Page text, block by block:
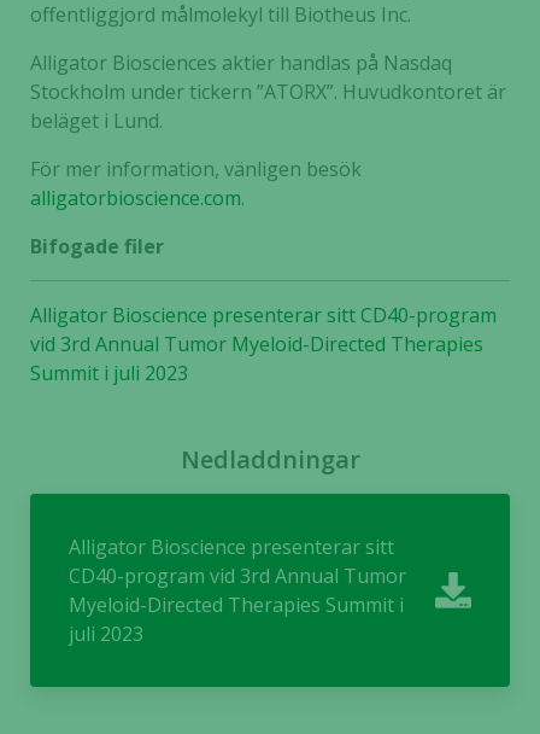
offentliggjord målmolekyl till Biotheus Inc.
Alligator Biosciences aktier handlas på Nasdaq
Stockholm under tickern ”ATORX”. Huvudkontoret är
beläget i Lund.
För mer information, vänligen besök
alligatorbioscience.com.
Bifogade filer
Alligator Bioscience presenterar sitt CD40-program
vid 3rd Annual Tumor Myeloid-Directed Therapies
Summit i juli 2023
Nedladdningar
Alligator Bioscience presenterar sitt
CD40-program vid 3rd Annual Tumor
Myeloid-Directed Therapies Summit i
juli 2023
funktionalitet
och
uppbyggnad,
används.
prestera så
bra som
du nekar de
funktionalitet
att försvinna
hemsidan.